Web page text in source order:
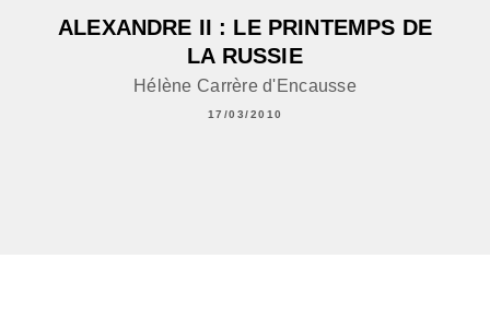
ALEXANDRE II : LE PRINTEMPS DE
LA RUSSIE
Hélène Carrère d'Encausse
17/03/2010